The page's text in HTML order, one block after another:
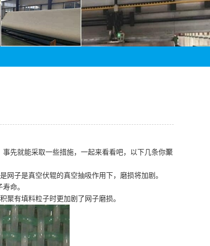
先就能采取一些措施，一起来看看吧，以下几条你聚
网子是真空伏辊的真空抽吸作用下，磨损将加剧。
寿命。
聚有填料粒子时更加剧了网子磨损。